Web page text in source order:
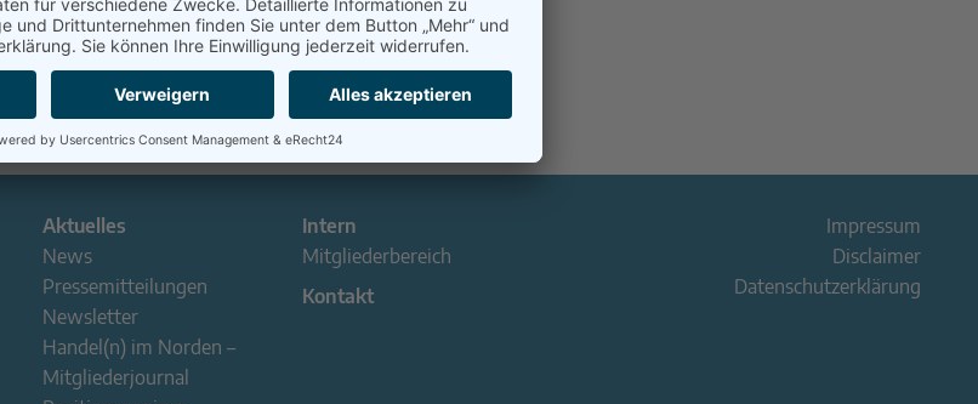
Aktuelles
News
Pressemitteilungen
Newsletter
Handel(n) im Norden –
Mitgliederjournal
Intern
Mitgliederbereich
Kontakt
Impressum
Disclaimer
Datenschutzerklärung